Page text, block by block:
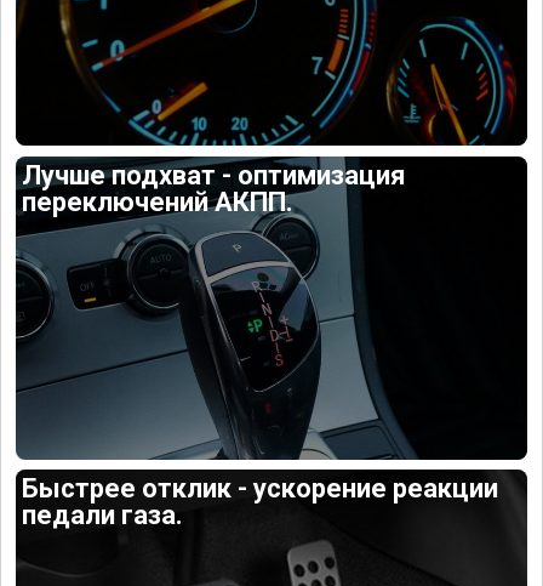
Лучше подхват - оптимизация
переключений АКПП.
Быстрее отклик - ускорение реакции
педали газа.